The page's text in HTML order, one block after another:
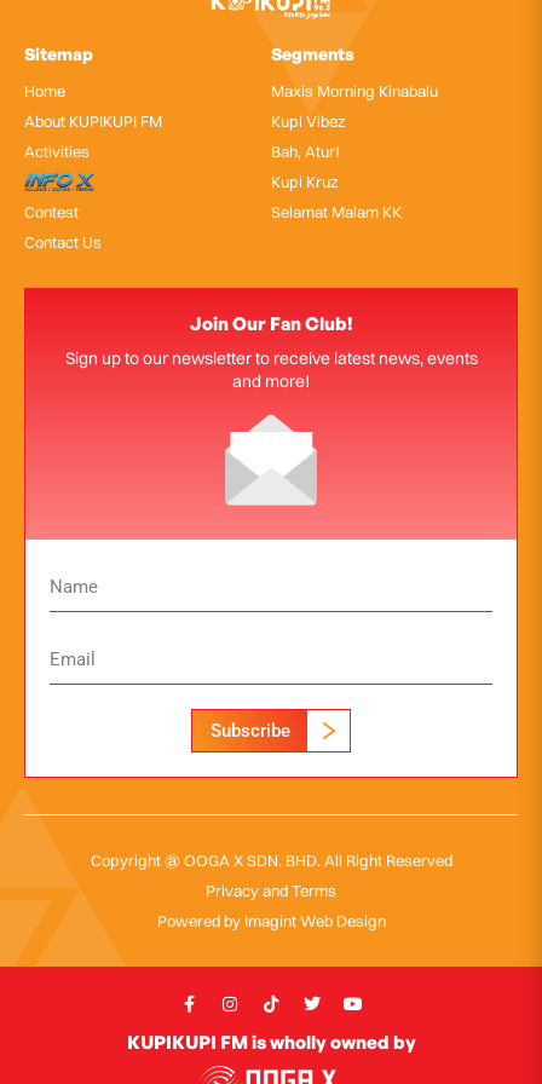
Sitemap
Home
About KUPIKUPI FM
Activities
InfoX
Contest
Contact Us
Segments
Maxis Morning Kinabalu
Kupi Vibez
Bah, Atur!
Kupi Kruz
Selamat Malam KK
Join Our Fan Club!
Sign up to our newsletter to receive latest news, events
and more!
Subscribe
Copyright @ OOGA X SDN. BHD. All Right Reserved
Privacy and Terms
Powered by Imagint Web Design
KUPIKUPI FM is wholly owned by